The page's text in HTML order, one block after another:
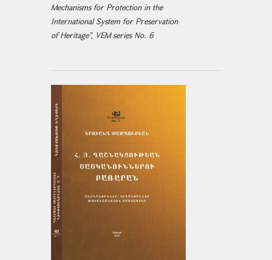
Mechanisms for Protection in the
International System for Preservation
of Heritage", VEM series No. 6